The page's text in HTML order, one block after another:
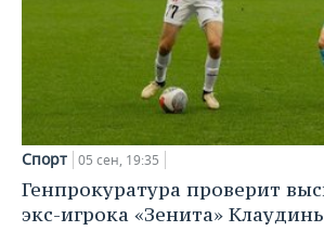
Спорт 05 сен, 19:35
Генпрокуратура проверит
экс-игрока «Зенита»